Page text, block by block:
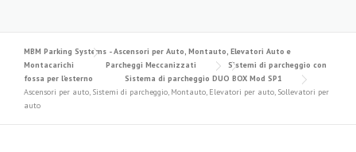
MBM Parking Systems - Ascensori per Auto, Montauto, Elevatori Auto e
Montacarichi
Parcheggi Meccanizzati
Sistemi di parcheggio con
fossa per l’esterno
Sistema di parcheggio DUO BOX Mod SP1
Ascensori per auto, Sistemi di parcheggio, Montauto, Elevatori per auto, Sollevatori per
auto